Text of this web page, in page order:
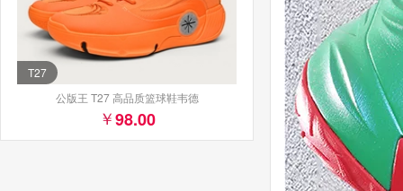
T27
公版王 T27 高品质篮球鞋韦德
98.00